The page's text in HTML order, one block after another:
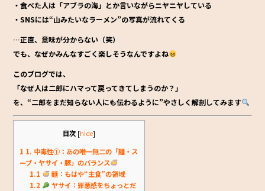
k
・食べた人は「アブラの海」とか言いながらニヤニヤしている
・SNSには“山みたいなラーメン”の写真が流れてくる
…正直、意味が分からない（笑）
でも、 なぜかみんなすごく楽しそうなんですよね
このブログでは、
「なぜ人は二郎にハマって戻ってきてしまうのか？」
を、“二郎をまだ知らない人にも伝わるように”やさしく解剖してみます
目次 [hide]
1 1. 中毒性①：あの唯一無二の「麺・ス
ープ・ヤサイ・豚」のバランス
1.1
麺：もはや“主食”の領域
1.2
ヤサイ：罪悪感をちょっとだ